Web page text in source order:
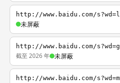
http://www.baidu.com/
未屏蔽
http://www.baidu.com/
截至 2026 年 未屏蔽
http://www.baidu.com/